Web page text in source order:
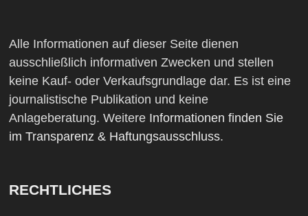
Alle Informationen auf dieser Seite dienen
ausschließlich informativen Zwecken und stellen
keine Kauf- oder Verkaufsgrundlage dar. Es ist eine
journalistische Publikation und keine
Anlageberatung. Weitere Informationen finden Sie
im Transparenz & Haftungsausschluss.
RECHTLICHES